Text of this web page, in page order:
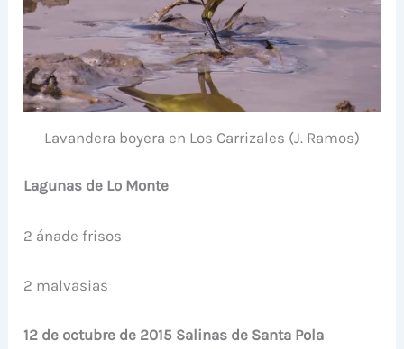
Lavandera boyera en Los Carrizales (J. Ramos)
Lagunas de Lo Monte
2 ánade frisos
2 malvasias
12 de octubre de 2015 Salinas de Santa Pola